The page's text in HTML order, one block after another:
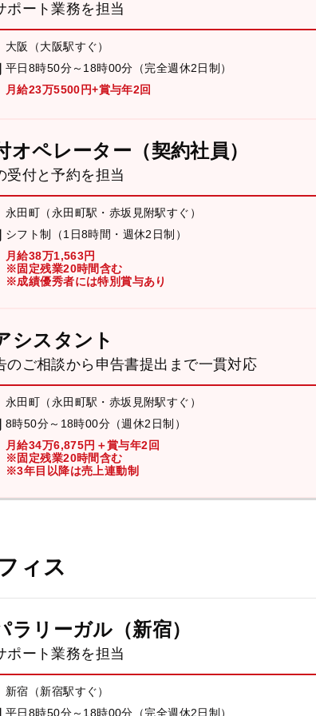
ポート業務を担当
大阪（大阪駅すぐ）
平日8時50分～18時00分（完全週休2日制）
月給23万5500円+賞与年2回
オペレーター（契約社員）
受付と予約を担当
永田町（永田町駅・赤坂見附駅すぐ）
シフト制（1日8時間・週休2日制）
月給38万1,563円
※固定残業20時間含む
※成績優秀者には特別賞与あり
シスタント
のご相談から申告書提出まで一貫対応
永田町（永田町駅・赤坂見附駅すぐ）
8時50分～18時00分（週休2日制）
月給34万6,875円＋賞与年2回
※固定残業20時間含む
※3年目以降は売上連動制
ィス
ラリーガル（新宿）
ポート業務を担当
新宿（新宿駅すぐ）
平日8時50分～18時00分（完全週休2日制）